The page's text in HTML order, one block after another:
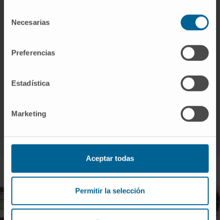
Necesarias
Preferencias
Estadística
Marketing
Aceptar todas
Permitir la selección
proteína, suero lácteo, proteína del suero lácteo.
Suero lácteo (sin lactosa, desmineralizado,
¿Sabe que se puede superar